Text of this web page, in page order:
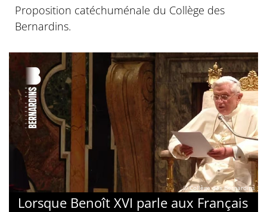
Proposition catéchuménale du Collège des
Bernardins.
© Collège des Bernardins
Lorsque Benoît XVI parle aux Français